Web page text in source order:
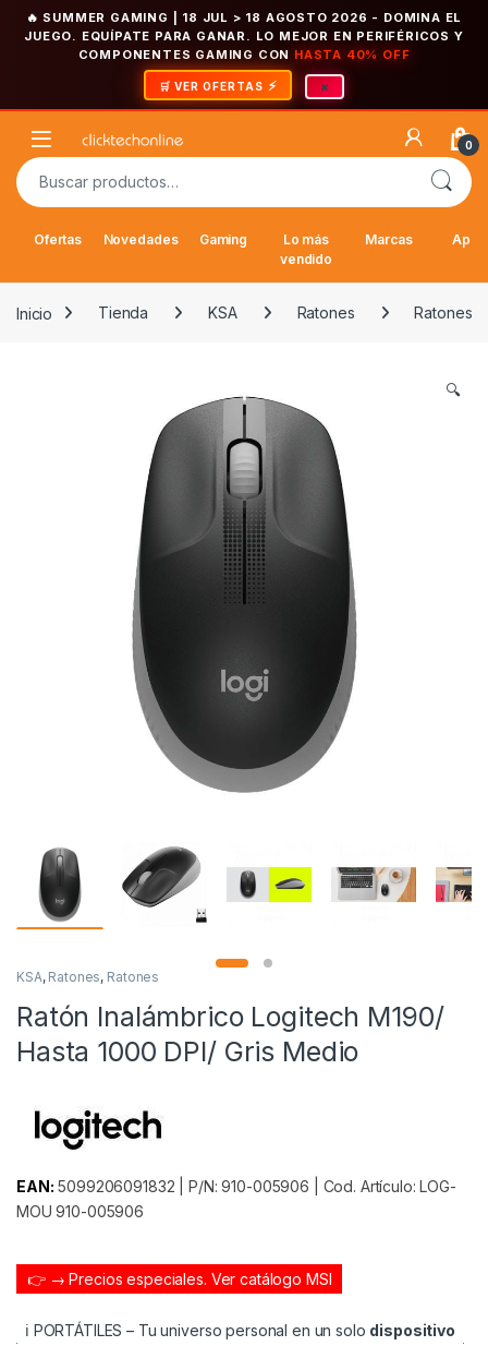
🔥 SUMMER GAMING | 18 JUL > 18 AGOSTO 2026 - DOMINA EL
JUEGO. EQUÍPATE PARA GANAR. LO MEJOR EN PERIFÉRICOS Y
COMPONENTES GAMING CON HASTA 40% OFF
🛒 VER OFERTAS ×
Open 0
Buscar por:
Ofertas Novedades Gaming
Lo más
vendido
Marcas
Inicio Tienda KSA Ratones Ratones
🔍
KSA, Ratones, Ratones
Ratón Inalámbrico Logitech M190/
Hasta 1000 DPI/ Gris Medio
EAN: 5099206091832 | P/N: 910-005906 | Cod. Artículo: LOG-
MOU 910-005906
👉 → Precios especiales. Ver catálogo MSI
ℹ️ PORTÁTILES – Tu universo personal en un solo dispositivo